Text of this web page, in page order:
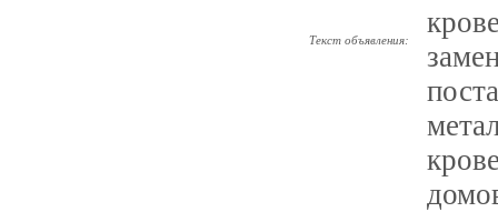
Текст объявления: